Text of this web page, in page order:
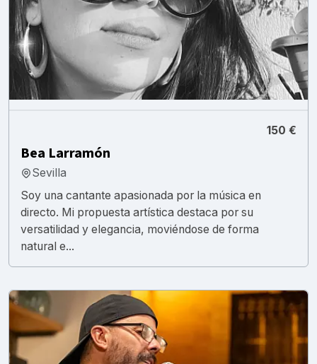
150 €
Bea Larramón
Sevilla
Soy una cantante apasionada por la música en
directo. Mi propuesta artística destaca por su
versatilidad y elegancia, moviéndose de forma
natural e...